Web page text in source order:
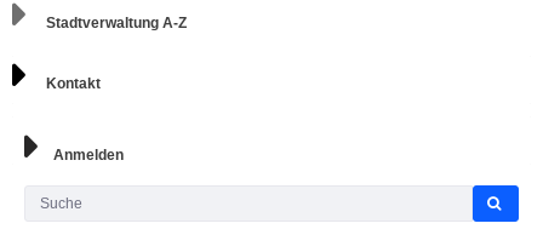
Stadtverwaltung A-Z
Kontakt
Anmelden